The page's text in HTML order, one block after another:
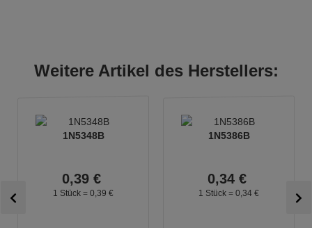
Weitere Artikel des Herstellers:
1N5348B
0,39 €
1 Stück = 0, 39 €
1N5386B
0,34 €
1 Stück = 0, 34 €